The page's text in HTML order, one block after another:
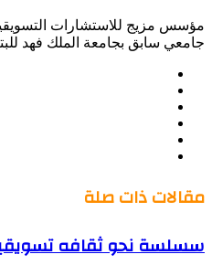
مؤسس مزيج للاستشارات
جامعي سابق بجامعة الملك فهد
مقالات ذات صلة
سسلسة نحو ثقافه